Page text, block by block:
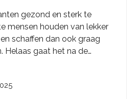
gezond en sterk te
mensen houden van lekker
schaffen dan ook graag
Helaas gaat het na de…